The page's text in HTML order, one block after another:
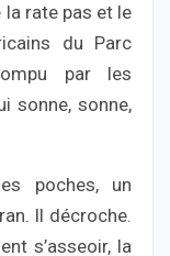
la rate pas et le
du Parc
par les
sonne, sonne,
poches, un
Il décroche.
s’asseoir, la